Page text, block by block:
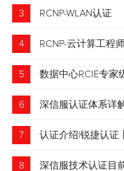
3 RCNP-WLAN认证
4 RCNP-云计算工程
5 数据中心RCIE专家
6 深信服认证体系详
7 认证介绍|锐捷认证
专家级网络工程师
8 深信服技术认证目